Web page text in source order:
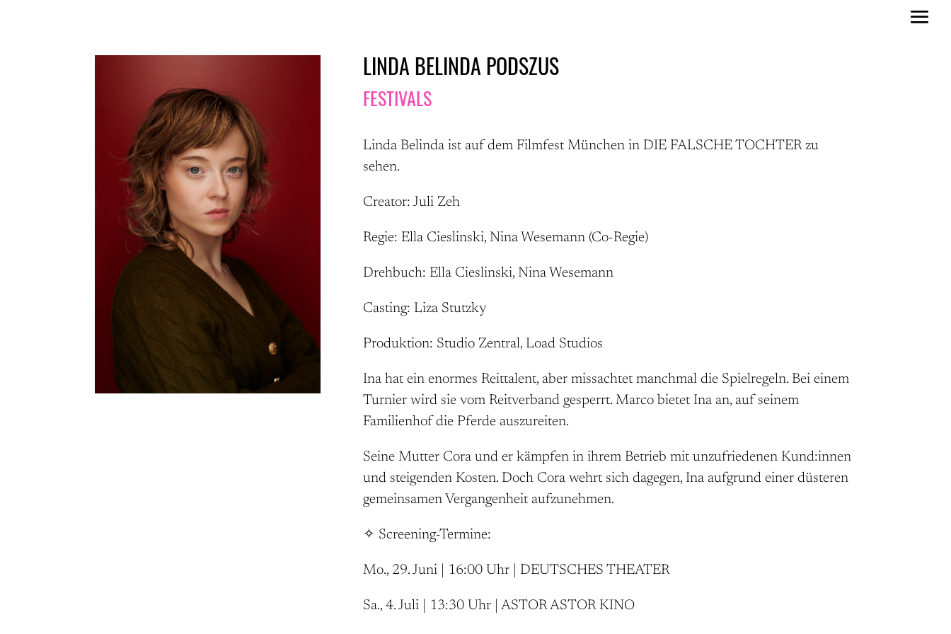
LINDA BELINDA PODSZUS
FESTIVALS
Linda Belinda ist auf dem Filmfest München in DIE FALSCHE TOCHTER zu
sehen.
Creator: Juli Zeh
Regie: Ella Cieslinski, Nina Wesemann (Co-Regie)
Drehbuch: Ella Cieslinski, Nina Wesemann
Casting: Liza Stutzky
Produktion: Studio Zentral, Load Studios
Ina hat ein enormes Reittalent, aber missachtet manchmal die Spielregeln. Bei einem
Turnier wird sie vom Reitverband gesperrt. Marco bietet Ina an, auf seinem
Familienhof die Pferde auszureiten.
Seine Mutter Cora und er kämpfen in ihrem Betrieb mit unzufriedenen Kund:innen
und steigenden Kosten. Doch Cora wehrt sich dagegen, Ina aufgrund einer düsteren
gemeinsamen Vergangenheit aufzunehmen.
✧ Screening-Termine:
Mo., 29. Juni | 16:00 Uhr | DEUTSCHES THEATER
Sa., 4. Juli | 13:30 Uhr | ASTOR ASTOR KINO